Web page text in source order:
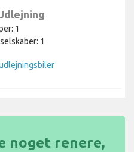
1
1
noget renere,